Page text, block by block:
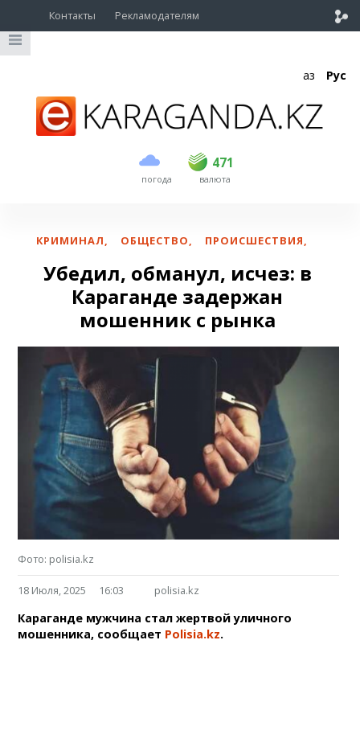
Контакты Рекламодателям
Қаз Рус
погода
471
USD 468.5
EUR 541.5
валюта
КРИМИНАЛ, ОБЩЕСТВО, ПРОИСШЕСТВИЯ,
Убедил, обманул, исчез: в
Караганде задержан
мошенник с рынка
Фото: polisia.kz
18 Июля, 2025 16:03 polisia.kz
Караганде мужчина стал жертвой уличного
мошенника, сообщает Polisia.kz.